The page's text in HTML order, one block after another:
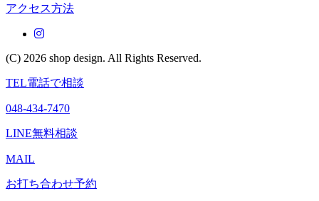
アクセス方法
(C) 2026 shop design. All Rights Reserved.
TEL電話で相談
048-434-7470
LINE無料相談
MAIL
お打ち合わせ予約